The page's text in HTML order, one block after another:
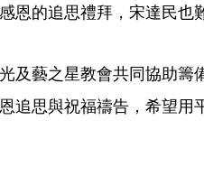
恩的追思禮拜，宋達民也
及藝之星教會共同協助籌
追思與祝福禱告，希望用